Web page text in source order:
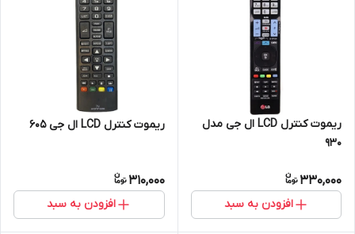
ریموت کنترل LCD ال جی مدل
930
330,000
افزودن به سبد
ریموت کنترل LCD ال جی 605
310,000
افزودن به سبد